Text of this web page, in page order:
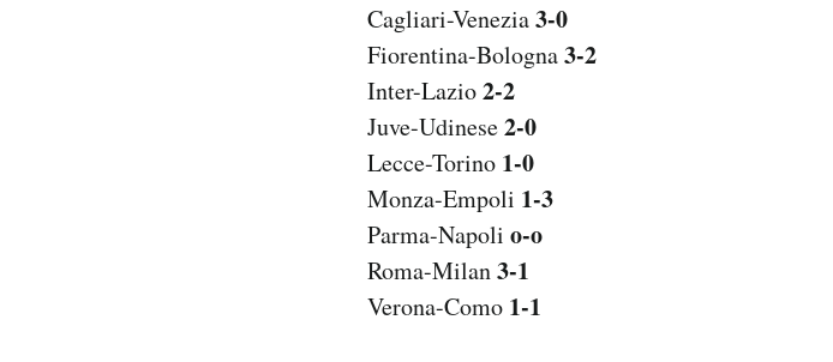
Cagliari-Venezia3-0
Fiorentina-Bologna3-2
Inter-Lazio2-2
Juve-Udinese2-0
Lecce-Torino 1-0
Monza-Empoli 1-3
Parma-Napoli o-o
Roma-Milan3-1
Verona-Como 1-1